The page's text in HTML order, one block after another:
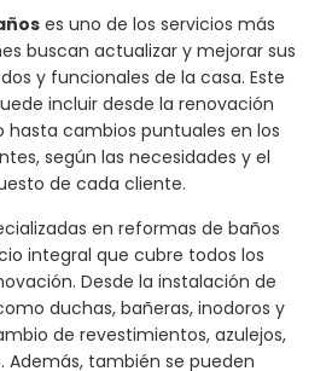
es uno de los servicios más
buscan actualizar y mejorar sus
y funcionales de la casa. Este
incluir desde la renovación
cambios puntuales en los
según las necesidades y el
de cada cliente.
en reformas de baños
integral que cubre todos los
Desde la instalación de
duchas, bañeras, inodoros y
de revestimientos, azulejos,
Además, también se pueden